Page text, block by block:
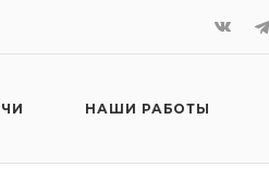
НАШИ РАБОТЫ